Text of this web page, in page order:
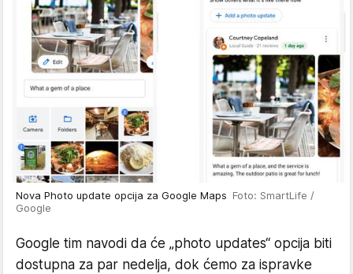
Nova Photo update opcija za Google Maps Foto: SmartLife /
Google
Google tim navodi da će „photo updates“ opcija biti
dostupna za par nedelja, dok ćemo za ispravke